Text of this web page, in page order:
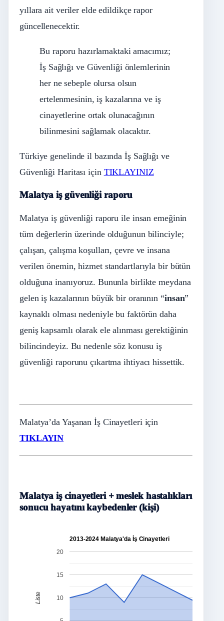
yıllara ait veriler elde edildikçe rapor
güncellenecektir.
Bu raporu hazırlamaktaki amacımız;
İş Sağlığı ve Güvenliği önlemlerinin
her ne sebeple olursa olsun
ertelenmesinin, iş kazalarına ve iş
cinayetlerine ortak olunacağının
bilinmesini sağlamak olacaktır.
Türkiye genelinde il bazında İş Sağlığı ve
Güvenliği Haritası için TIKLAYINIZ
Malatya iş güvenliği raporu
Malatya iş güvenliği raporu ile insan emeğinin
tüm değerlerin üzerinde olduğunun bilinciyle;
çalışan, çalışma koşulları, çevre ve insana
verilen önemin, hizmet standartlarıyla bir bütün
olduğuna inanıyoruz. Bununla birlikte meydana
gelen iş kazalarının büyük bir oranının “insan”
kaynaklı olması nedeniyle bu faktörün daha
geniş kapsamlı olarak ele alınması gerektiğinin
bilincindeyiz. Bu nedenle söz konusu iş
güvenliği raporunu çıkartma ihtiyacı hissettik.
Malatya’da Yaşanan İş Cinayetleri için
TIKLAYIN
Malatya iş cinayetleri + meslek hastalıkları
sonucu hayatını kaybedenler (kişi)
2013-2024 Malatya'da İş Cinayetleri
10
15
20
Liste